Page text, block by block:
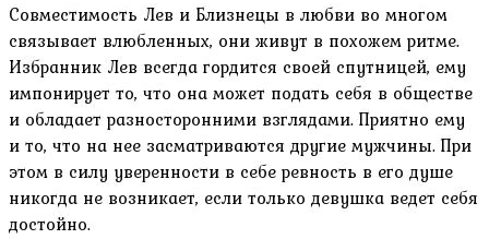
Совместимость Лев и Близнецы в любви во многом
связывает влюбленных, они живут в похожем ритме.
Избранник Лев всегда гордится своей спутницей, ему
импонирует то, что она может подать себя в обществе
и обладает разносторонними взглядами. Приятно ему
и то, что на нее засматриваются другие мужчины. При
этом в силу уверенности в себе ревность в его душе
никогда не возникает, если только девушка ведет себя
достойно.